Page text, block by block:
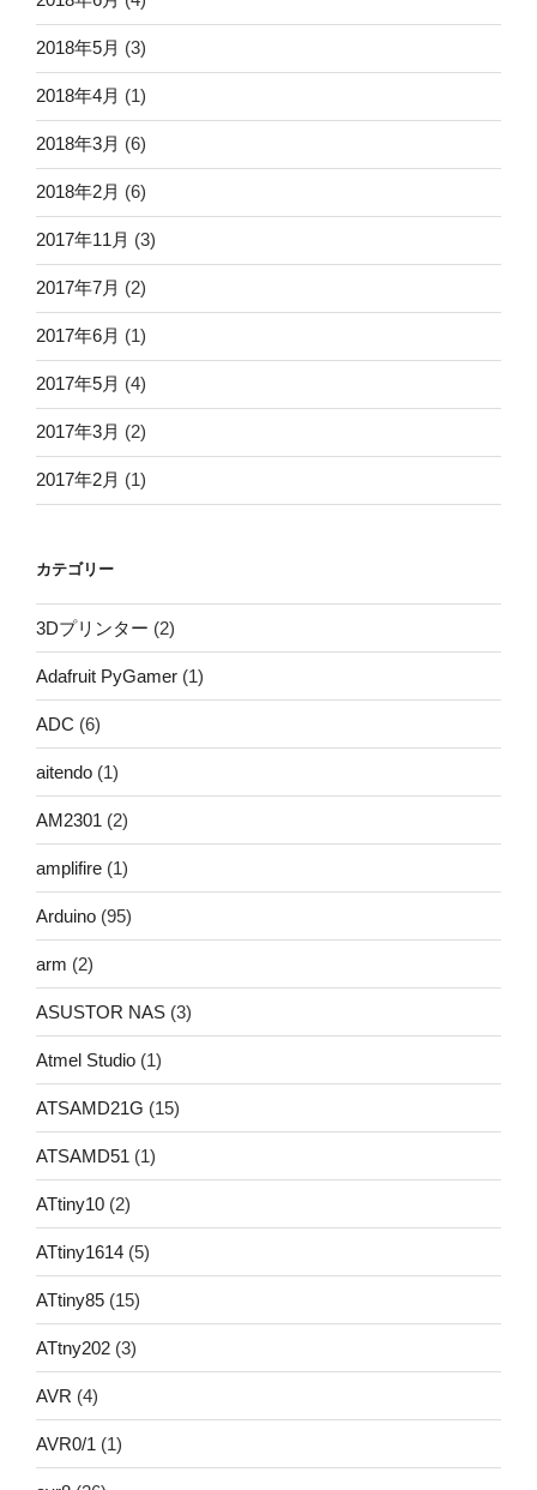
2018年5月 (3)
2018年4月 (1)
2018年3月 (6)
2018年2月 (6)
2017年11月 (3)
2017年7月 (2)
2017年6月 (1)
2017年5月 (4)
2017年3月 (2)
2017年2月 (1)
カテゴリー
3Dプリンター (2)
Adafruit PyGamer (1)
ADC (6)
aitendo (1)
AM2301 (2)
amplifire (1)
Arduino (95)
arm (2)
ASUSTOR NAS (3)
Atmel Studio (1)
ATSAMD21G (15)
ATSAMD51 (1)
ATtiny10 (2)
ATtiny1614 (5)
ATtiny85 (15)
ATtny202 (3)
AVR (4)
AVR0/1 (1)